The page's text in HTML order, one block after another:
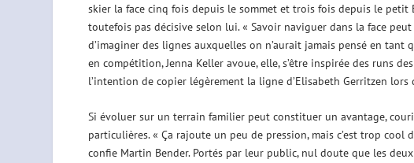
skier la face cinq fois depuis le sommet et trois fois depuis le petit
toutefois pas décisive selon lui. « Savoir naviguer dans la face
d’imaginer des lignes auxquelles on n’aurait jamais pensé en tant
en compétition, Jenna Keller avoue, elle, s’être inspirée des runs
l’intention de copier légèrement la ligne d’Elisabeth Gerritzen
Si évoluer sur un terrain familier peut constituer un avantage,
particulières. « Ça rajoute un peu de pression, mais c’est trop cool
confie Martin Bender. Portés par leur public, nul doute que les